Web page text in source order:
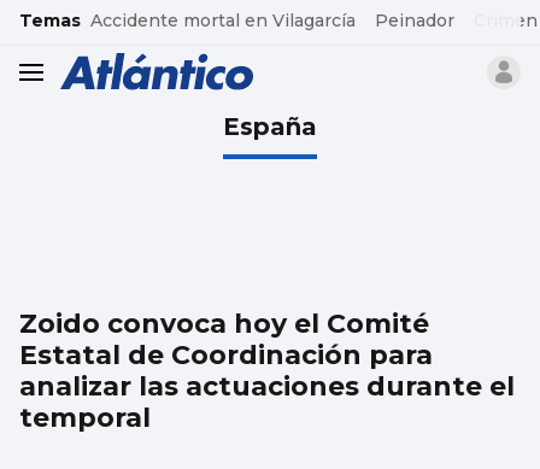
common.go-to-content
Temas Accidente mortal en Vilagarcía Peinador
header.menu.open
España
Zoido convoca hoy el Comité
Estatal de Coordinación para
analizar las actuaciones durante el
temporal